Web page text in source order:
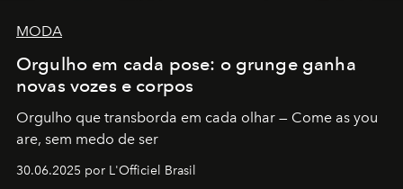
MODA
Orgulho em cada pose: o grunge ganha
novas vozes e corpos
Orgulho que transborda em cada olhar — Come as you
are, sem medo de ser
30.06.2025 por L'Officiel Brasil